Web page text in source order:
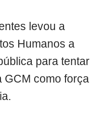
levou a
Humanos a
para tentar
GCM como força